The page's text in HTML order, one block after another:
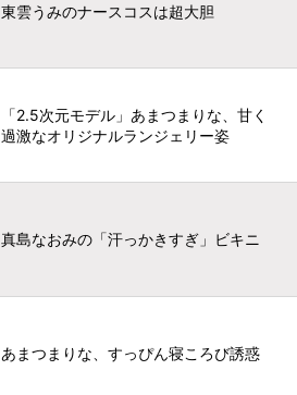
東雲うみのナースコスは超大胆
「2.5次元モデル」あまつまりな、甘く
過激なオリジナルランジェリー姿
真島なおみの「汗っかきすぎ」ビキニ
あまつまりな、すっぴん寝ころび誘惑